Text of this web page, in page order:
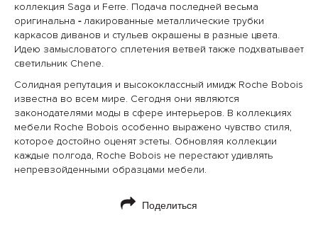
коллекция Saga и Ferre. Подача последней весьма
оригинальна -лакированные металлические трубки
каркасов диванов и стульев окрашены в разные цвета.
Идею замысловатого сплетения ветвей также подхватывает
светильник Chene.
Солидная репутация и высококлассный имидж Roche Bobois
известна во всем мире. Сегодня они являются
законодателями моды в сфере интерьеров. В коллекциях
мебели Roche Bobois особенно выражено чувство стиля,
которое достойно оценят эстеты. Обновляя коллекции
каждые полгода, Roche Bobois не перестают удивлять
непревзойденными образцами мебели.
Поделиться